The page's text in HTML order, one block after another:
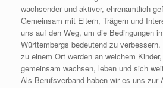
wachsender und aktiver, ehrenamtlich
Gemeinsam mit Eltern, Trägern und
uns auf den Weg, um die Bedingungen
Württembergs bedeutend zu
zu einem Ort werden an welchem
gemeinsam wachsen, leben und sich
Als Berufsverband haben wir es uns zur